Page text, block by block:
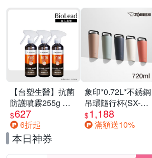
【台塑生醫】抗菌
防護噴霧255g 三
入組
$627
6折起
象印*0.72L*不銹鋼
吊環隨行杯(SX-
LA72H)
$1,188
滿額送10%
本日神券